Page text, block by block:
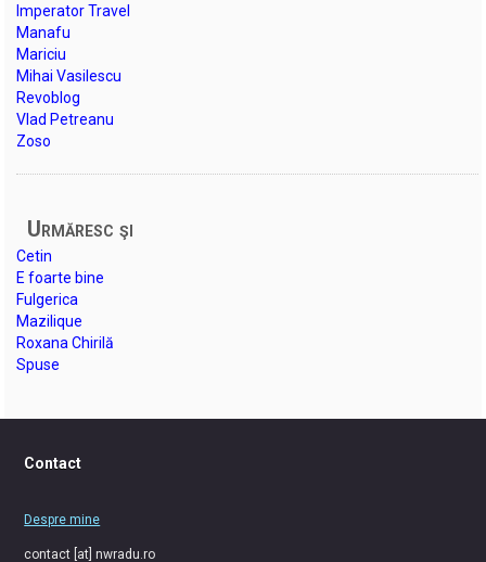
Imperator Travel
Manafu
Mariciu
Mihai Vasilescu
Revoblog
Vlad Petreanu
Zoso
Urmăresc şi
Cetin
E foarte bine
Fulgerica
Mazilique
Roxana Chirilă
Spuse
Contact
Despre mine
contact [at] nwradu.ro